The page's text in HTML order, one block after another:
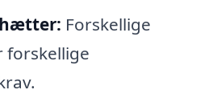
Forskellige
forskellige